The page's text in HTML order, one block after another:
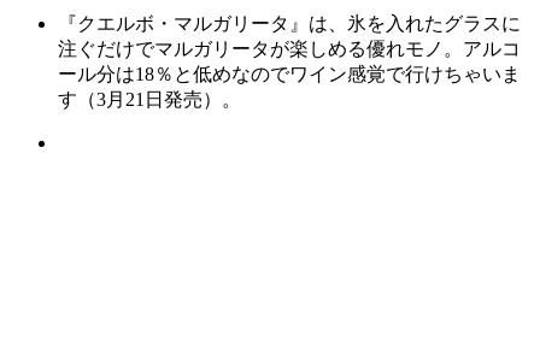
『クエルボ・マルガリータ』は、氷を入れたグラスに
注ぐだけでマルガリータが楽しめる優れモノ。アルコ
ール分は18％と低めなのでワイン感覚で行けちゃいま
す（3月21日発売）。